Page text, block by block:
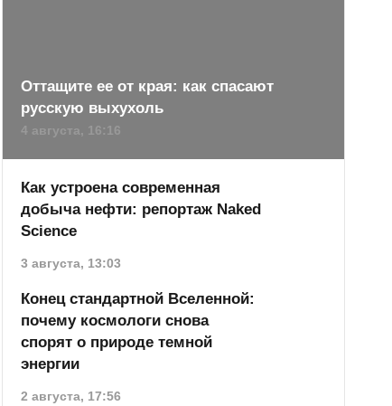
Оттащите ее от края: как спасают
русскую выхухоль
4 августа, 16:16
Как устроена современная
добыча нефти: репортаж Naked
Science
3 августа, 13:03
Конец стандартной Вселенной:
почему космологи снова
спорят о природе темной
энергии
2 августа, 17:56